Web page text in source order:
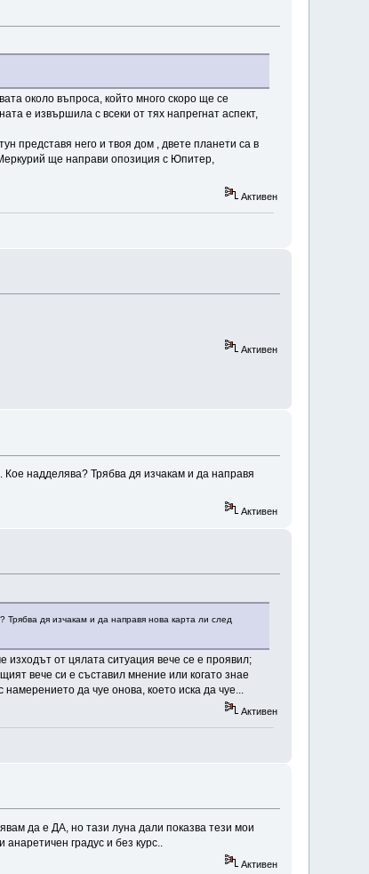
около въпроса, който много скоро ще се
е извършила с всеки от тях напрегнат аспект,
представя него и твоя дом , двете планети са в
ще направи опозиция с Юпитер,
Активен
Активен
надделява? Трябва дя изчакам и да направя
Активен
дя изчакам и да направя нова карта ли след
изходът от цялата ситуация вече се е проявил;
вече си е съставил мнение или когато знае
да чуе онова, което иска да чуе...
Активен
да е ДА, но тази луна дали показва тези мои
градус и без курс..
Активен